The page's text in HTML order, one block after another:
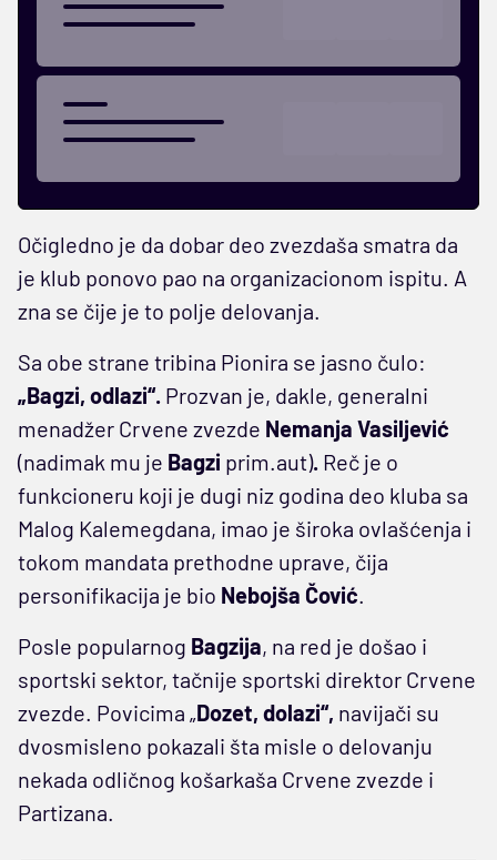
Očigledno je da dobar deo zvezdaša smatra da
je klub ponovo pao na organizacionom ispitu. A
zna se čije je to polje delovanja.
Sa obe strane tribina Pionira se jasno čulo:
„Bagzi, odlazi“. Prozvan je, dakle, generalni
menadžer Crvene zvezde Nemanja Vasiljević
(nadimak mu je Bagzi prim.aut). Reč je o
funkcioneru koji je dugi niz godina deo kluba sa
Malog Kalemegdana, imao je široka ovlašćenja i
tokom mandata prethodne uprave, čija
personifikacija je bio Nebojša Čović.
Posle popularnog Bagzija, na red je došao i
sportski sektor, tačnije sportski direktor Crvene
zvezde. Povicima „Dozet, dolazi“, navijači su
dvosmisleno pokazali šta misle o delovanju
nekada odličnog košarkaša Crvene zvezde i
Partizana.